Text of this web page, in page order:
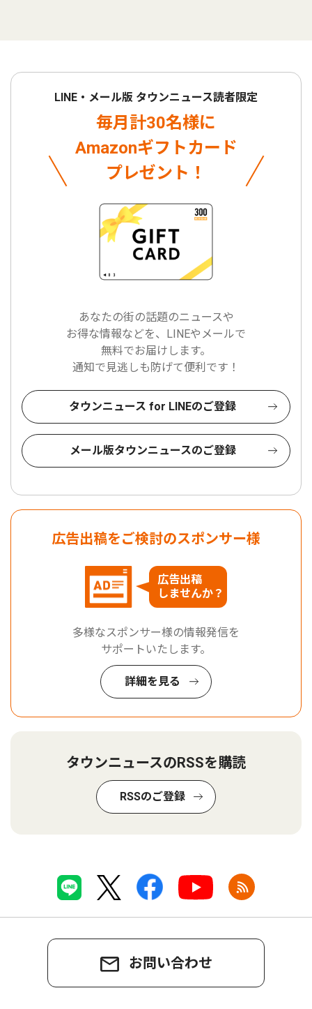
LINE・メール版 タウンニュース読者限定
毎月計30名様に
Amazonギフトカード
プレゼント！
あなたの街の話題のニュースや
お得な情報などを、LINEやメールで
無料でお届けします。
通知で見逃しも防げて便利です！
タウンニュース for LINEのご登録
メール版タウンニュースのご登録
広告出稿をご検討のスポンサー様
広告出稿
しませんか？
多様なスポンサー様の情報発信を
サポートいたします。
詳細を見る
タウンニュースのRSSを購読
RSSのご登録
お問い合わせ